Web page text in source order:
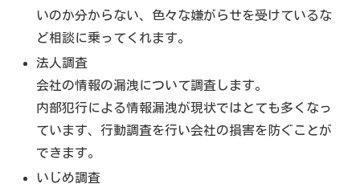
いのか分からない、色々な嫌がらせを受けているな
ど相談に乗ってくれます。
法人調査
会社の情報の漏洩について調査します。
内部犯行による情報漏洩が現状ではとても多くなっ
ています、行動調査を行い会社の損害を防ぐことが
できます。
いじめ調査